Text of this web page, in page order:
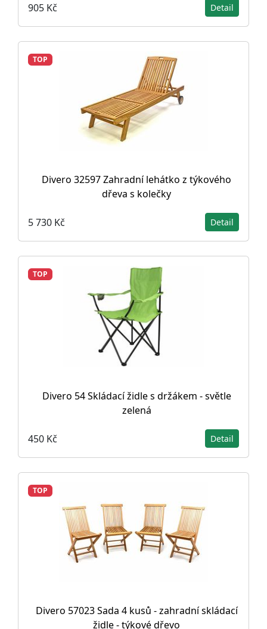
905 Kč Detail
TOP
Divero 32597 Zahradní lehátko z týkového
dřeva s kolečky
5 730 Kč Detail
TOP
Divero 54 Skládací židle s držákem - světle
zelená
450 Kč Detail
TOP
Divero 57023 Sada 4 kusů - zahradní skládací
židle - týkové dřevo